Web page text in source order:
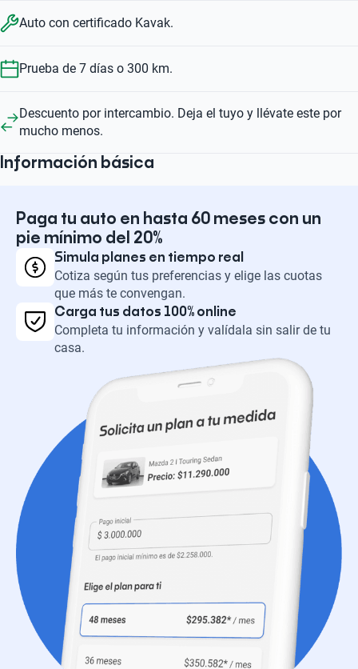
Auto con certificado Kavak.
Prueba de 7 días o 300 km.
Descuento por intercambio. Deja el tuyo y llévate este por
mucho menos.
Información básica
Paga tu auto en hasta 60 meses con un
pie mínimo del 20%
Simula planes en tiempo real
Cotiza según tus preferencias y elige las cuotas
que más te convengan.
Carga tus datos 100% online
Completa tu información y valídala sin salir de tu
casa.